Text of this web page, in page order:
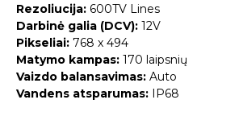
Rezoliucija: 600TV Lines
Darbinė galia (DCV): 12V
Pikseliai: 768 x 494
Matymo kampas: 170 laipsnių
Vaizdo balansavimas: Auto
Vandens atsparumas: IP68